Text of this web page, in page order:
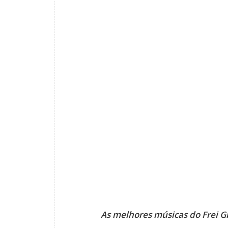
As melhores músicas do Frei